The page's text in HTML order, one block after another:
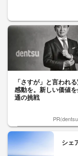
「さすが」と言われ
感動を。新しい価値
通の挑戦
シェ